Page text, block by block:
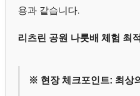
용과 같습니다.
리츠린 공원 나룻배 체험 최
※ 현장 체크포인트: 최상